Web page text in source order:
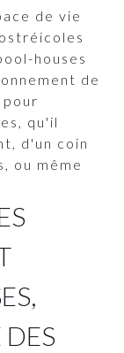
de vie
houses
de
qu'il
d'un coin
ou même